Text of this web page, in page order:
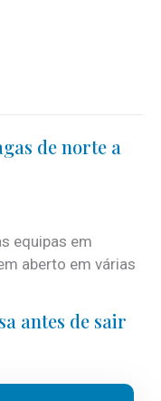
de norte a
equipas em
aberto em várias
antes de sair
férias, os fins-de-